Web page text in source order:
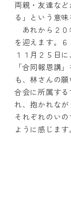
両親・友達な
る」という意
あれから２０
を迎えます。
１１月２５日
「合同報恩講
も、林さんの
合会に所属する
れ、抱かれなが
それぞれのい
ように感じます
文